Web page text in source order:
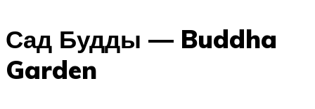
Сад Будды — Buddha
Garden